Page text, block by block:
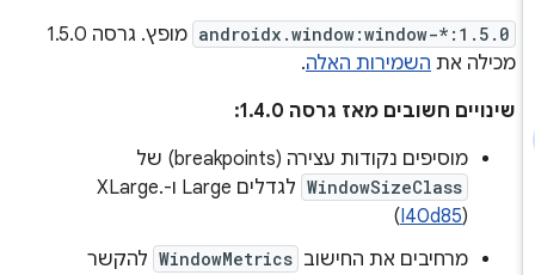
androidx.window:window-*:1.5.0
מופץ. גרסה 1.5.0
מכילה אתהשמירות האלה.
שינויים חשובים מאז גרסה 1.4.0:
מוסיפים נקודות עצירה (breakpoints) של
WindowSizeClass
לגדלים Large ו-XLarge.
(I40d85
מרחיבים את החישוב WindowMetrics להקשר